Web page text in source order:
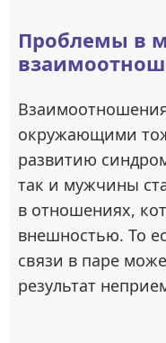
Проблемы в
окружающими
развитию
так и мужчины
в отношениях,
внешностью. То
связи в паре
результат